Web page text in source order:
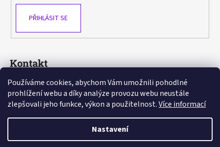
Používáme cookies, abychom Vám umožnili pohodlné
prohlížení webu a díky analýze provozu webu neustále
zlepšovali jeho funkce, výkon a použitelnost.Více informací
Nastavení
PŘIHLÁSIT SE
Kontakt
sasa@ avlka.cz
+420 603 778 892
https://www.facebook.com/avlka